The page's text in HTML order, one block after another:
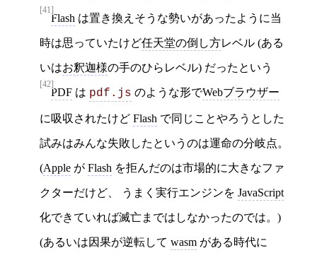
[41]
Flash は置き換えそうな勢いがあったように当
時は思っていたけど任天堂の倒し方レベル (ある
いはお釈迦様の手のひらレベル) だったという
[42]
PDF は pdf.js のような形でWebブラウザー
に吸収されたけど Flash で同じことやろうとした
試みはみんな失敗したというのは運命の分岐点。
(Apple が Flash を拒んだのは市場的に大きなファ
クターだけど、 うまく実行エンジンを JavaScript
化できていれば滅亡まではしなかったのでは。)
(あるいは因果が逆転して wasm がある時代に